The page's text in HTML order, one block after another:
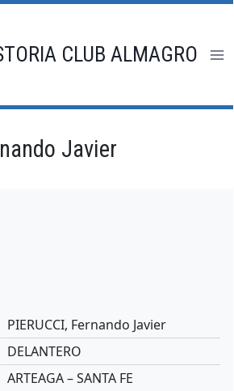
CLUB ALMAGRO
Javier
PIERUCCI, Fernando Javier
DELANTERO
ARTEAGA – SANTA FE